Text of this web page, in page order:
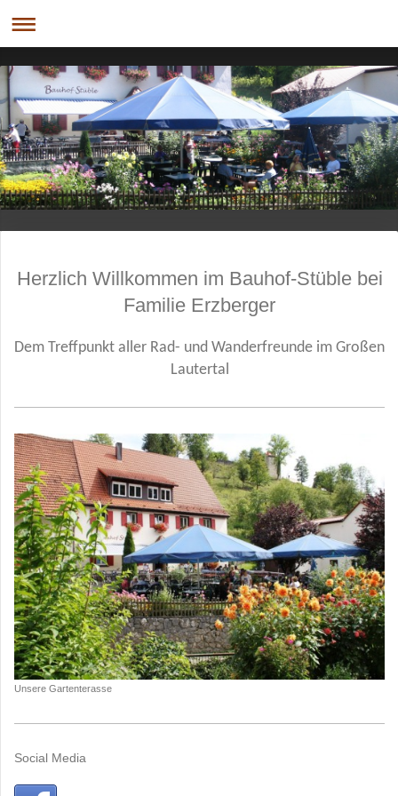
Herzlich Willkommen im Bauhof-Stüble bei
Familie Erzberger
Dem Treffpunkt aller Rad- und Wanderfreunde im Großen
Lautertal
Unsere Gartenterasse
Social Media